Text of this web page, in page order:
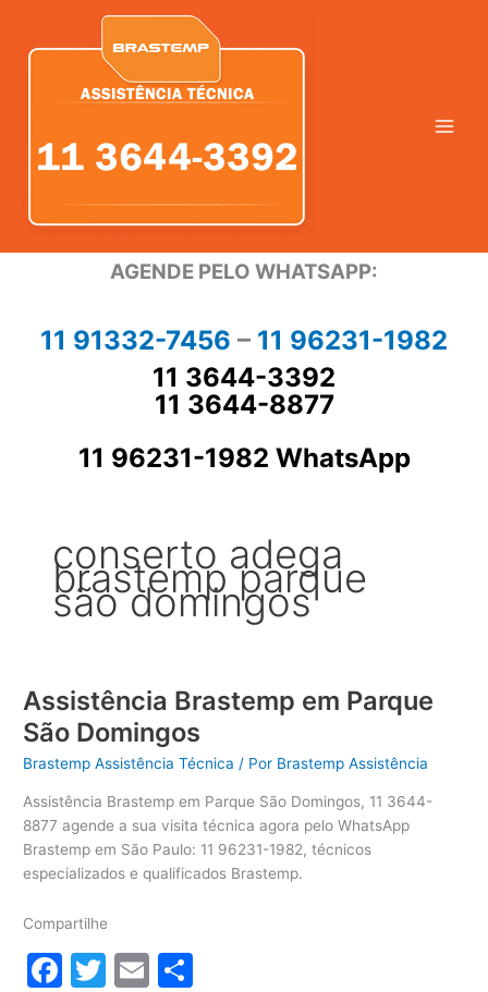
AGENDE PELO WHATSAPP:
11 91332-7456 – 11 96231-1982
11 3644-3392
11 3644-8877
11 96231-1982 WhatsApp
conserto adega
brastemp parque
são domingos
Assistência Brastemp em Parque
São Domingos
Brastemp Assistência Técnica / Por Brastemp Assistência
Assistência Brastemp em Parque São Domingos, 11 3644-
8877 agende a sua visita técnica agora pelo WhatsApp
Brastemp em São Paulo: 11 96231-1982, técnicos
especializados e qualificados Brastemp.
Compartilhe
F
T
E